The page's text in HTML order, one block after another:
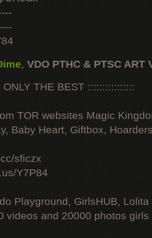
, VDO PTHC & PTSC ART
THE BEST ::::::::::::::::
TOR websites Magic
Baby Heart, Giftbox,
sficzx
Y7P84
Playground, GirlsHUB, Lolita
videos and 20000 photos